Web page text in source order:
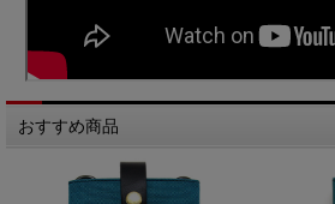
おすすめ商品